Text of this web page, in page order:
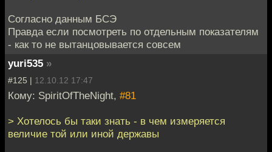
Согласно данным БСЭ
Правда если посмотреть по отдельным показателям
- как то не вытанцовывается совсем
yuri535 »
#125 | 12.10.12 17:47
Кому: SpiritOfTheNight, #81
> Хотелось бы таки знать - в чем измеряется
величие той или иной державы